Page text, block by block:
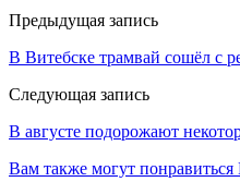
Предыдущая запись
В Витебске трамвай сошёл с
Следующая запись
В августе подорожают
Вам также могут понравиться